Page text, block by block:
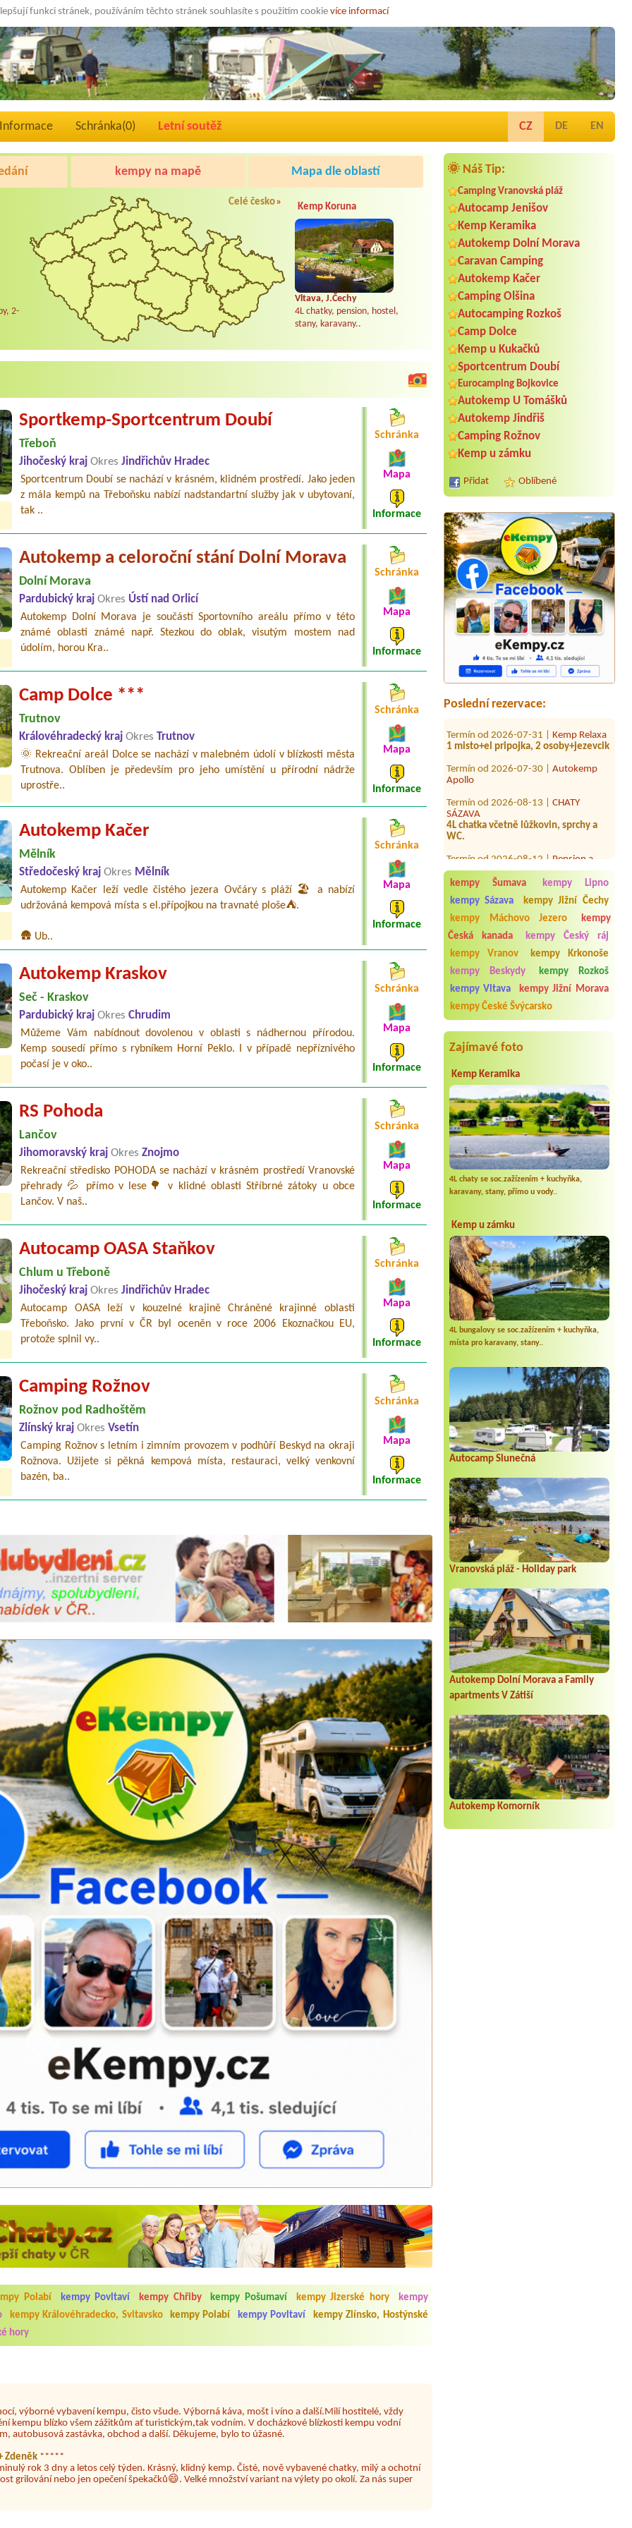
funkci stránek, používáním těchto stránek souhlasíte s použitím cookie více informací
Informace Schránka(0) Letní soutěž CZ DE EN
🌞 Náš Tip:
Camping Vranovská pláž
Autocamp Jenišov
Kemp Keramika
Autokemp Dolní Morava
Caravan Camping
Autokemp Kačer
Camping Olšina
Autocamping Rozkoš
Camp Dolce
Kemp u Kukačků
Sportcentrum Doubí
Eurocamping Bojkovice
Autokemp U Tomášků
Autokemp Jindřiš
Camping Rožnov
Kemp u zámku
Přidat Oblíbené
Poslední rezervace:
Termín od 2026-08-05 |Stellplatz
Karavanpark Adršpach
2 Stellplätze
Termín od 2026-08-01 |Autokemp
1 misto 3 osoby3chatki pro 12 lidi
Termín od 2026-08-08 |Family kemp
1 misto+el pripojka, 2 osoby+jezevcik
Termín od 2026-07-30 |Autokemp
Apollo
Termín od 2026-08-13 |
SÁZAVA
4L chatka včetně lůžkovin, sprchy a
WC.
Termín od 2026-08-12 |
autokemp Klášterský Mlýn
Termín od 2026-08-08 |Autokemp
Baška
4L apartmán, 4 osoby, lůžkoviny
Termín od 2026-07-22 |Autocamping
Luhačovice
1 misto pro caravan Ducato může být i
u vody
Termín od 2026-07-24 |
Zahrádky
1 x obytné auto
kempy Šumava
kempy Lipno
kempy Sázava
kempy Jižní Čechy
kempy Máchovo Jezero
kempy
Česká kanada
kempy Český ráj
kempy Vranov
kempy Krkonoše
kempy Beskydy
kempy Rozkoš
kempy Vltava
kempy Jižní Morava
kempy České Švýcarsko
Zajímavé foto
Kemp Keramika
4L chaty se soc.zažízením + kuchyňka,
karavany, stany, přímo u vody..
Kemp u zámku
4L bungalovy se soc.zažízením + kuchyňka,
místa pro karavany, stany..
Autocamp Slunečná
Vranovská pláž - Holiday park
Autokemp Dolní Morava a Family
apartments V Zátiší
Autokemp Komorník
kempy na mapě Mapa dle oblastí
2-
Celé česko» Kemp Koruna
Vltava, J.Čechy
4L chatky, pension, hostel,
stany, karavany..
Sportkemp-Sportcentrum Doubí
Třeboň
Jihočeský krajOkres Jindřichův Hradec
Sportcentrum Doubí se nachází v krásném, klidném prostředí. Jako jeden
z mála kempů na Třeboňsku nabízí nadstandartní služby jak v ubytovaní,
tak ..
Schránka
Mapa
Informace
Autokemp a celoroční stání Dolní Morava
Dolní Morava
Pardubický krajOkres Ústí nad Orlicí
Autokemp Dolní Morava je součástí Sportovního areálu přímo v této
známé oblasti známé např. Stezkou do oblak, visutým mostem nad
údolím, horou Kra..
Schránka
Mapa
Informace
Camp Dolce ***
Trutnov
Královéhradecký krajOkres Trutnov
🌞 Rekreační areál Dolce se nachází v malebném údolí v blízkosti města
Trutnova. Oblíben je především pro jeho umístění u přírodní nádrže
uprostře..
Schránka
Mapa
Informace
Autokemp Kačer
Mělník
Středočeský krajOkres Mělník
Autokemp Kačer leží vedle čistého jezera Ovčáry s pláží 🏖️ a nabízí
udržováná kempová místa s el.přípojkou na travnaté ploše⛺.
🛖 Ub..
Schránka
Mapa
Informace
Autokemp Kraskov
Seč - Kraskov
Pardubický krajOkres Chrudim
Můžeme Vám nabídnout dovolenou v oblasti s nádhernou přírodou.
Kemp sousedí přímo s rybníkem Horní Peklo. I v případě nepříznivého
počasí je v oko..
Schránka
Mapa
Informace
RS Pohoda
Lančov
Jihomoravský krajOkres Znojmo
Rekreační středisko POHODA se nachází v krásném prostředí Vranovské
přehrady 💦 přímo v lese🌳 v klidné oblasti Stříbrné zátoky u obce
Lančov. V naš..
Schránka
Mapa
Informace
Autocamp OASA Staňkov
Chlum u Třeboně
Jihočeský krajOkres Jindřichův Hradec
Autocamp OASA leží v kouzelné krajině Chráněné krajinné oblasti
Třeboňsko. Jako první v ČR byl oceněn v roce 2006 Ekoznačkou EU,
protože splnil vy..
Schránka
Mapa
Informace
Camping Rožnov
Rožnov pod Radhoštěm
Zlínský krajOkres Vsetín
Camping Rožnov s letním i zimním provozem v podhůří Beskyd na okraji
Rožnova. Užijete si pěkná kempová místa, restauraci, velký venkovní
bazén, ba..
Schránka
Mapa
Informace
Polabí kempy Povltaví kempy Chřiby kempy Pošumaví kempy Jizerské hory
kempy
kempy Královéhradecko, Svitavsko kempy Polabí kempy Povltaví
kempy Zlínsko, Hostýnské
hory
do 1.8. 2026. Kemp jako takový je pěkný. V umývárně i na WC bylo vždy čisto, doplněný papír i
hluk z repráků u stanů a absolutní bezohlednost ostatních ubytovaných. Přes den jsem si připadala
hrála jiná hudba.Kemp pěkný, ale takový rámus jsme ještě nezažili...
dva. Na začátku prázdnin. Přijeli jsme karavanem. Klid pohoda socialky nové krásné čisté,koupání
dobrým jídlem za slušnou cenu na dosah, a spoustu možností na výlety. Veškerý personál se choval
výborné vybavení kempu, čisto všude. Výborná káva, mošt i víno a další.Milí hostitelé, vždy
kempu blízko všem zážitkům ať turistickým,tak vodním. V docházkové blízkosti kempu vodní
autobusová zastávka, obchod a další. Děkujeme, bylo to úžasné.
Zdeněk*****
rok 3 dny a letos celý týden. Krásný, klidný kemp. Čisté, nově vybavené chatky, milý a ochotní
grilování nebo jen opečení špekačků😄. Velké množství variant na výlety po okolí. Za nás super
jsme byli spokojeni. Bohužel letos to byla bída s úklidem toalet, toaletní papír neustále chyběl a dva